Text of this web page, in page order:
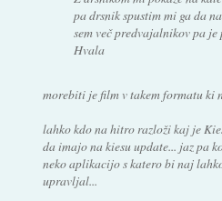
pa drsnik spustim mi ga da
sem več predvajalnikov pa je
Hvala
morebiti je film v takem formatu ki
lahko kdo na hitro razloži kaj je
da imajo na kiesu update... jaz pa
neko aplikacijo s katero bi naj
upravljal...